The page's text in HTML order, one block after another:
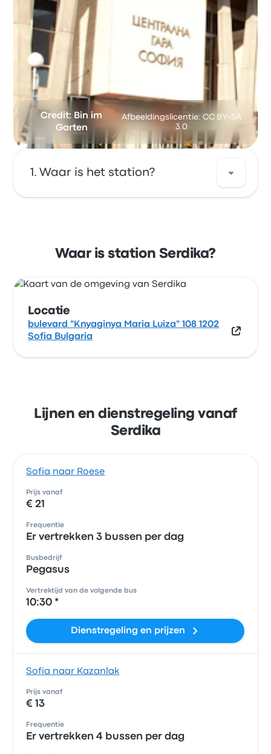
Credit: Bin im
Garten
Afbeeldingslicentie: CC BY-SA
3.0
Waar is het station?
locatie van deze bushalte in Sofia op de
Waar is station Serdika?
Locatie
bulevard "Knyaginya Maria Luiza" 108 1202
Sofia Bulgaria
Lijnen en dienstregeling vanaf
Serdika
Sofia naar Roese
Prijs vanaf
€ 21
Frequentie
Er vertrekken 3 bussen per dag
Busbedrijf
Pegasus
Vertrektijd van de volgende bus
10:30 *
Dienstregeling en prijzen
Sofia naar Kazanlak
Prijs vanaf
€ 13
Frequentie
Er vertrekken 4 bussen per dag